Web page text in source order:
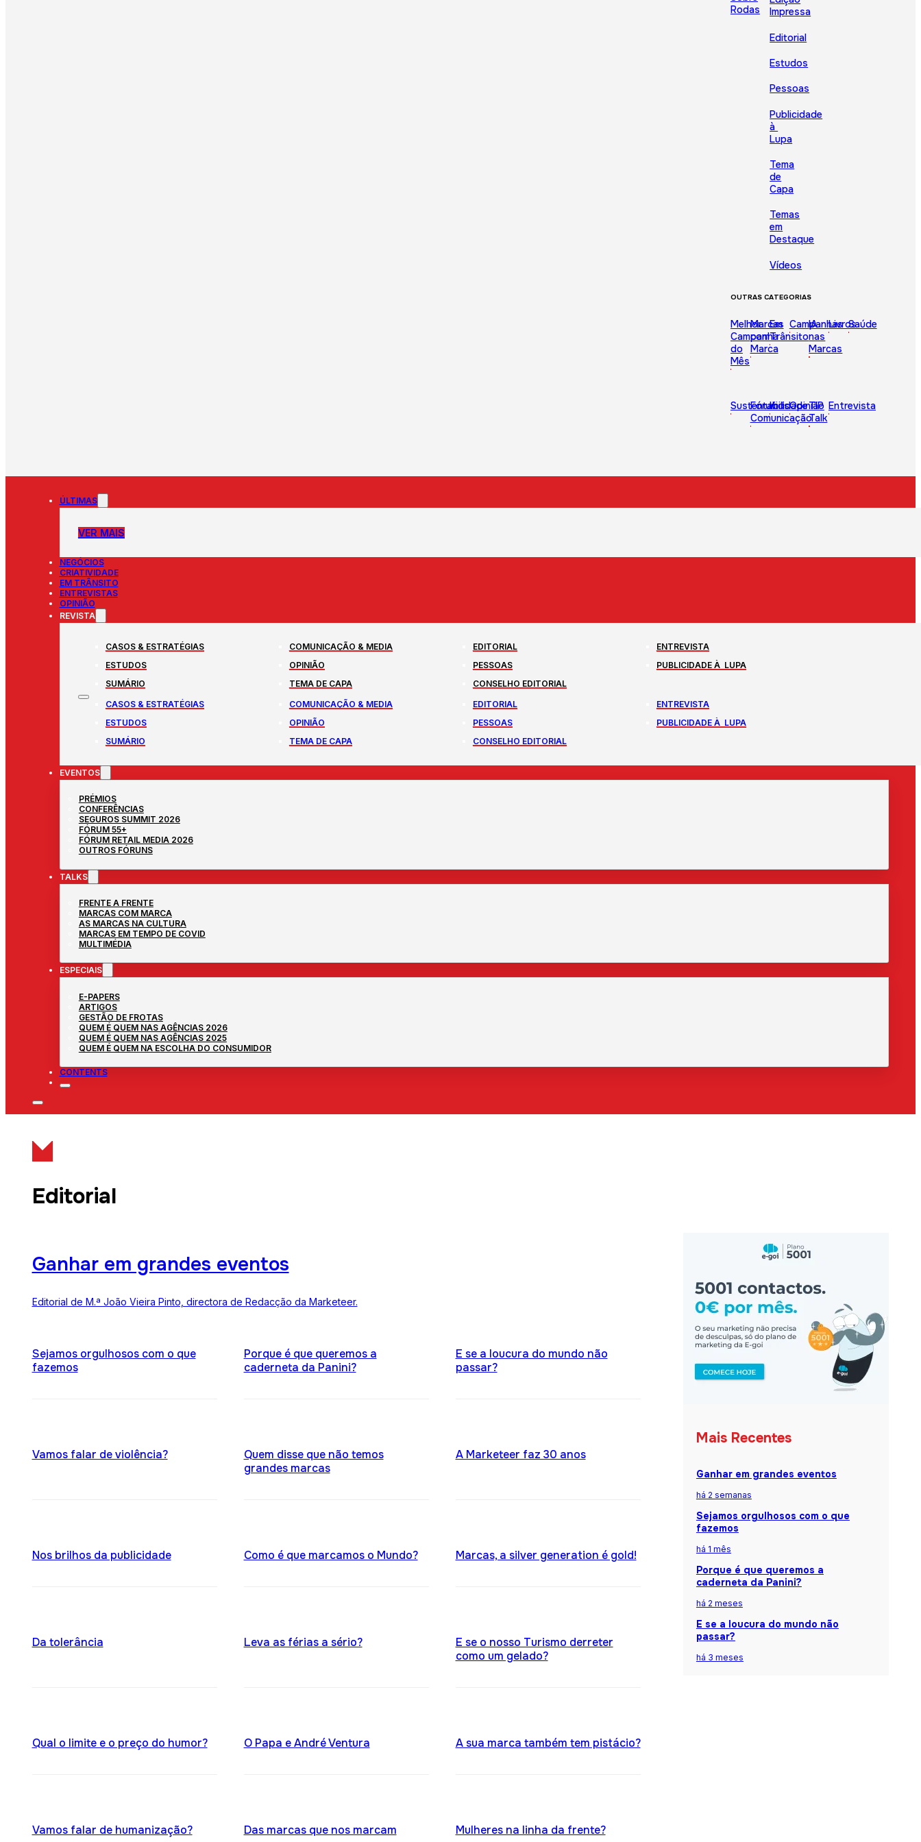
Rodas
Impressa
Editorial
Estudos
Pessoas
Publicidade
à
Lupa
Tema
de
Capa
Temas
em
Destaque
Vídeos
OUTRAS CATEGORIAS
Melhor
Campanha
do
Mês
Marcas
com
Marca
Em
Trânsito
Campanhas
IA
nas
Marcas
LivrosSaúde
Sustentabilidade
Fórum
Comunicação
KidsOpinião
TIP
Talk
Entrevista
ÚLTIMAS
VER MAIS
NEGÓCIOS
CRIATIVIDADE
EM TRÂNSITO
ENTREVISTAS
OPINIÃO
REVISTA
CASOS & ESTRATÉGIAS COMUNICAÇÃO & MEDIA EDITORIAL
ENTREVISTA
ESTUDOS
OPINIÃO PESSOAS
PUBLICIDADE À LUPA
SUMÁRIO
TEMA DE CAPA
CONSELHO EDITORIAL
CASOS & ESTRATÉGIAS
COMUNICAÇÃO & MEDIA EDITORIAL
ENTREVISTA
ESTUDOS
OPINIÃO PESSOAS
PUBLICIDADE À LUPA
SUMÁRIO
TEMA DE CAPA CONSELHO EDITORIAL
EVENTOS
PRÉMIOS
CONFERÊNCIAS
SEGUROS SUMMIT 2026
FÓRUM 55+
FÓRUM RETAIL MEDIA 2026
OUTROS FÓRUNS
TALKS
FRENTE A FRENTE
MARCAS COM MARCA
AS MARCAS NA CULTURA
MARCAS EM TEMPO DE COVID
MULTIMÉDIA
ESPECIAIS
E-PAPERS
ARTIGOS
GESTÃO DE FROTAS
QUEM É QUEM NAS AGÊNCIAS 2026
QUEM É QUEM NAS AGÊNCIAS 2025
QUEM É QUEM NA ESCOLHA DO CONSUMIDOR
CONTENTS
Editorial
Ganhar em grandes eventos
Editorial de M.ª João Vieira Pinto, directora de Redacção da Marketeer.
Sejamos orgulhosos com o que
fazemos
Porque é que queremos a
caderneta da Panini?
E se a loucura do mundo não
passar?
Vamos falar de violência?
Quem disse que não temos
grandes marcas
A Marketeer faz 30 anos
Nos brilhos da publicidade Como é que marcamos o Mundo? Marcas, a silver generation é gold!
Da tolerância Leva as férias a sério?
E se o nosso Turismo derreter
como um gelado?
Qual o limite e o preço do humor? O Papa e André Ventura A sua marca também tem pistácio?
Vamos falar de humanização? Das marcas que nos marcam Mulheres na linha da frente?
Mais Recentes
Ganhar em grandes eventos
há 2 semanas
Sejamos orgulhosos com o que
fazemos
há 1 mês
Porque é que queremos a
caderneta da Panini?
há 2 meses
E se a loucura do mundo não
passar?
há 3 meses